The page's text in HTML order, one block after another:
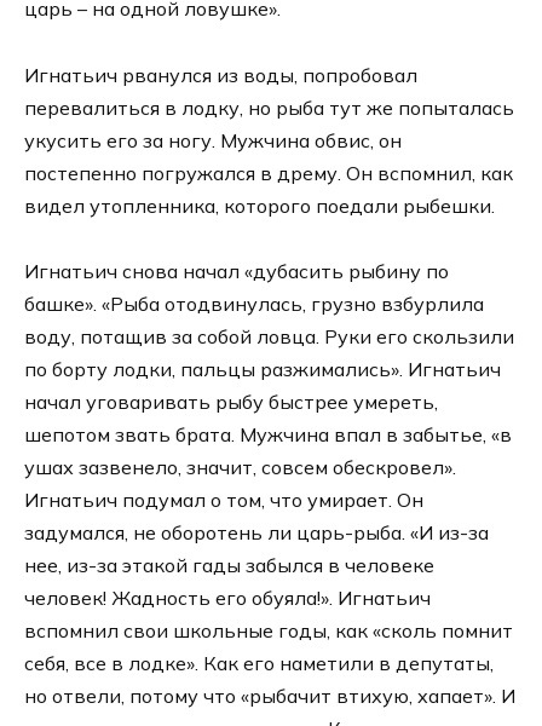
царь – на одной ловушке».
Игнатьич рванулся из воды, попробовал
перевалиться в лодку, но рыба тут же попыталась
укусить его за ногу. Мужчина обвис, он
постепенно погружался в дрему. Он вспомнил, как
видел утопленника, которого поедали рыбешки.
Игнатьич снова начал «дубасить рыбину по
башке». «Рыба отодвинулась, грузно взбурлила
воду, потащив за собой ловца. Руки его скользили
по борту лодки, пальцы разжимались». Игнатьич
начал уговаривать рыбу быстрее умереть,
шепотом звать брата. Мужчина впал в забытье, «в
ушах зазвенело, значит, совсем обескровел».
Игнатьич подумал о том, что умирает. Он
задумался, не оборотень ли царь-рыба. «И из-за
нее, из-за этакой гады забылся в человеке
человек! Жадность его обуяла!». Игнатьич
вспомнил свои школьные годы, как «сколь помнит
себя, все в лодке». Как его наметили в депутаты,
но отвели, потому что «рыбачит втихую, хапает». И